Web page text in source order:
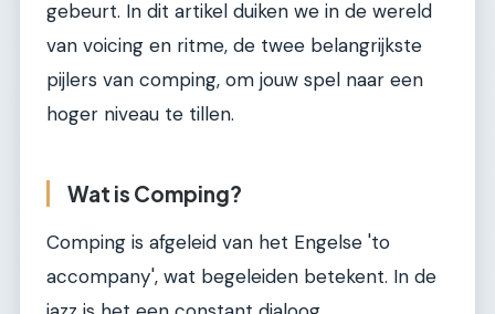
gebeurt. In dit artikel duiken we in de wereld
van voicing en ritme, de twee belangrijkste
pijlers van comping, om jouw spel naar een
hoger niveau te tillen.
Wat is Comping?
Comping is afgeleid van het Engelse 'to
accompany', wat begeleiden betekent. In de